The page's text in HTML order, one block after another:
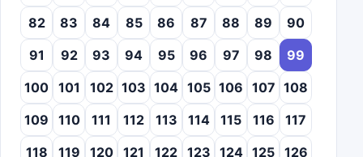
82
83 84 85 86 87 88 89
90
91
92 93 94 95 96 97 98
99
100 101 102 103 104 105 106 107 108
109
110 111 112 113 114 115 116
117
118
119 120 121 122 123 124 125 126